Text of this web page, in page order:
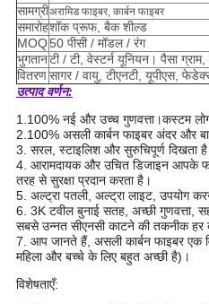
सामग्रीअरामिड फाइबर, कार्बन फाइबर
समारोहशॉक प्रूफ, बैक शील्ड
MOQ50 पीसी / मॉडल / रंग
भुगतानटी / टी, वेस्टर्न यूनियन। पैसा
वितरणसागर / वायु, टीएनटी, यूपीएस,
उत्पाद वर्णन:
1.100% नई और उच्च गुणवत्ता।कस्टम
2.100% असली कार्बन फाइबर अंदर और
3. सरल, स्टाइलिश और सुरुचिपूर्ण दिखता
4. आरामदायक और उचित डिजाइन आपके
तरह से सुरक्षा प्रदान करता है।
5. अल्ट्रा पतली, अल्ट्रा लाइट, उपयोग
6. 3K टवील बुनाई सतह, अच्छी गुणवत्ता,
सबसे उन्नत सीएनसी काटने की तकनीक हर
7. आप जानते हैं, असली कार्बन फाइबर एक
महिला और बच्चे के लिए बहुत अच्छी है)।
विशेषताएँ: